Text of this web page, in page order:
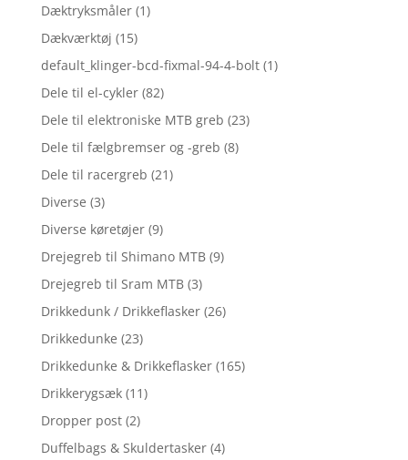
Dæktryksmåler (1)
Dækværktøj (15)
default_klinger-bcd-fixmal-94-4-bolt (1)
Dele til el-cykler (82)
Dele til elektroniske MTB greb (23)
Dele til fælgbremser og -greb (8)
Dele til racergreb (21)
Diverse (3)
Diverse køretøjer (9)
Drejegreb til Shimano MTB (9)
Drejegreb til Sram MTB (3)
Drikkedunk / Drikkeflasker (26)
Drikkedunke (23)
Drikkedunke & Drikkeflasker (165)
Drikkerygsæk (11)
Dropper post (2)
Duffelbags & Skuldertasker (4)